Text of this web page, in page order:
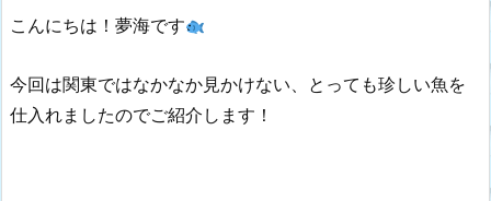
こんにちは！夢海です
今回は関東ではなかなか見かけない、とっても珍しい魚を
仕入れましたのでご紹介します！